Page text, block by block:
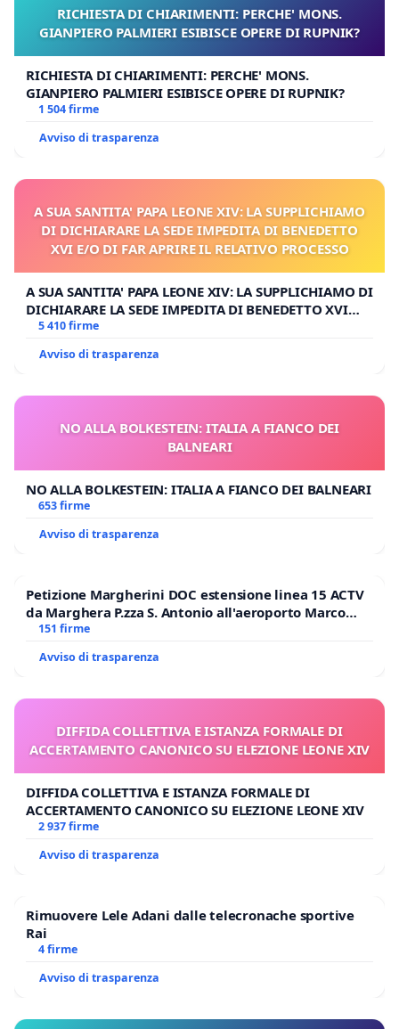
RICHIESTA DI CHIARIMENTI: PERCHE' MONS.
GIANPIERO PALMIERI ESIBISCE OPERE DI RUPNIK?
RICHIESTA DI CHIARIMENTI: PERCHE' MONS.
GIANPIERO PALMIERI ESIBISCE OPERE DI RUPNIK?
1 504 firme
Avviso di trasparenza
A SUA SANTITA' PAPA LEONE XIV: LA SUPPLICHIAMO
DI DICHIARARE LA SEDE IMPEDITA DI BENEDETTO
XVI E/O DI FAR APRIRE IL RELATIVO PROCESSO
A SUA SANTITA' PAPA LEONE XIV: LA SUPPLICHIAMO DI
DICHIARARE LA SEDE IMPEDITA DI BENEDETTO XVI
E/O DI FAR APRIRE IL RELATIVO PROCESSO
5 410 firme
Avviso di trasparenza
NO ALLA BOLKESTEIN: ITALIA A FIANCO DEI
BALNEARI
NO ALLA BOLKESTEIN: ITALIA A FIANCO DEI BALNEARI
653 firme
Avviso di trasparenza
Petizione Margherini DOC estensione linea 15 ACTV
da Marghera P.zza S. Antonio all'aeroporto Marco
Polo tariffa a € 1,50
151 firme
Avviso di trasparenza
DIFFIDA COLLETTIVA E ISTANZA FORMALE DI
ACCERTAMENTO CANONICO SU ELEZIONE LEONE XIV
DIFFIDA COLLETTIVA E ISTANZA FORMALE DI
ACCERTAMENTO CANONICO SU ELEZIONE LEONE XIV
2 937 firme
Avviso di trasparenza
Rimuovere Lele Adani dalle telecronache sportive
Rai
4 firme
Avviso di trasparenza